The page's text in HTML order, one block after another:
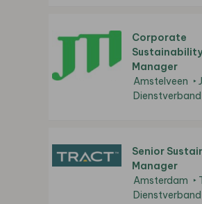
Corporate
Sustainability
Manager
Amstelveen
Dienstverband
Senior
Manager
Amsterdam
Dienstverband